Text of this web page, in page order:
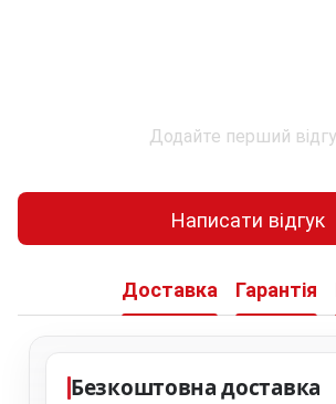
Додайте перший
Написати відгук
Доставка Гарантія
Безкоштовна доставка